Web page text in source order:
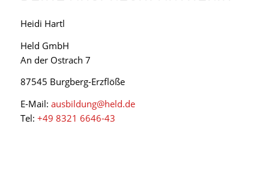
Heidi Hartl
Held GmbH
An der Ostrach 7
87545 Burgberg-Erzflöße
E-Mail: ausbildung@held.de
Tel: +49 8321 6646-43